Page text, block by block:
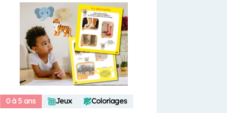
0 à 5 ans Jeux Coloriages